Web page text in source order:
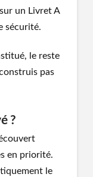
un Livret A
sécurité.
le reste
pas
?
en priorité.
le